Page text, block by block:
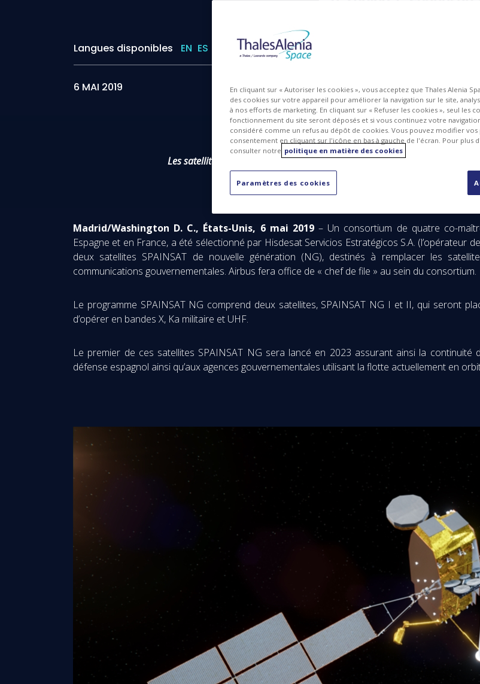
Langues disponibles EN ES
6 MAI 2019
Les satellites de communication sécurisée de nouvelle génération seront
Madrid/Washington D. C., États-Unis, 6 mai 2019– Un consortium de quatre co-
Espagne et en France, a été sélectionné par Hisdesat Servicios Estratégicos S.A. (l’opérateur
deux satellites SPAINSAT de nouvelle génération (NG), destinés à remplacer les
communications gouvernementales. Airbus fera office de « chef de file » au sein du consortium.
Le programme SPAINSAT NG comprend deux satellites, SPAINSAT NG I et II, qui seront
d’opérer en bandes X, Ka militaire et UHF.
Le premier de ces satellites SPAINSAT NG sera lancé en 2023 assurant ainsi la
défense espagnol ainsi qu’aux agences gouvernementales utilisant la flotte actuellement en
En cliquant sur « Autoriser les cookies », vous acceptez que Thales Alenia
des cookies sur votre appareil pour améliorer la navigation sur le site,
à nos efforts de marketing. En cliquant sur « Refuser les cookies », seul les
fonctionnement du site seront déposés et si vous continuez votre
considéré comme un refus au dépôt de cookies. Vous pouvez modifier
consentement en cliquant sur l'icône en bas à gauche de l'écran. Pour plus
consulter notre politique en matière des cookies
Paramètres des cookies